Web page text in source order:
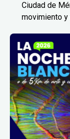
Ciudad de
movimiento y